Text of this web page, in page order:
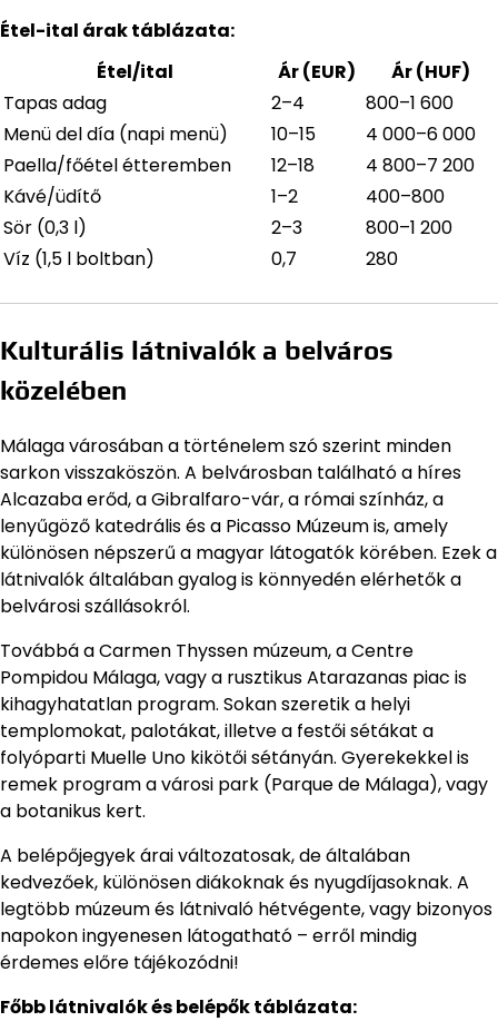
Étel-ital árak táblázata:
Étel/ital
Ár (EUR)
Ár (HUF)
Tapas adag
2–4
800–1 600
Menü del día (napi menü)
10–15
4 000–6 000
Paella/főétel étteremben
12–18
4 800–7 200
Kávé/üdítő
1–2
400–800
Sör (0,3 l)
2–3
800–1 200
Víz (1,5 l boltban)
0,7 280
Kulturális látnivalók a belváros
közelében
Málaga városában a történelem szó szerint minden
sarkon visszaköszön. A belvárosban található a híres
Alcazaba erőd, a Gibralfaro-vár, a római színház, a
lenyűgöző katedrális és a Picasso Múzeum is, amely
különösen népszerű a magyar látogatók körében. Ezek a
látnivalók általában gyalog is könnyedén elérhetők a
belvárosi szállásokról.
Továbbá a Carmen Thyssen múzeum, a Centre
Pompidou Málaga, vagy a rusztikus Atarazanas piac is
kihagyhatatlan program. Sokan szeretik a helyi
templomokat, palotákat, illetve a festői sétákat a
folyóparti Muelle Uno kikötői sétányán. Gyerekekkel is
remek program a városi park (Parque de Málaga), vagy
a botanikus kert.
A belépőjegyek árai változatosak, de általában
kedvezőek, különösen diákoknak és nyugdíjasoknak. A
legtöbb múzeum és látnivaló hétvégente, vagy bizonyos
napokon ingyenesen látogatható – erről mindig
érdemes előre tájékozódni!
Főbb látnivalók és belépők táblázata: